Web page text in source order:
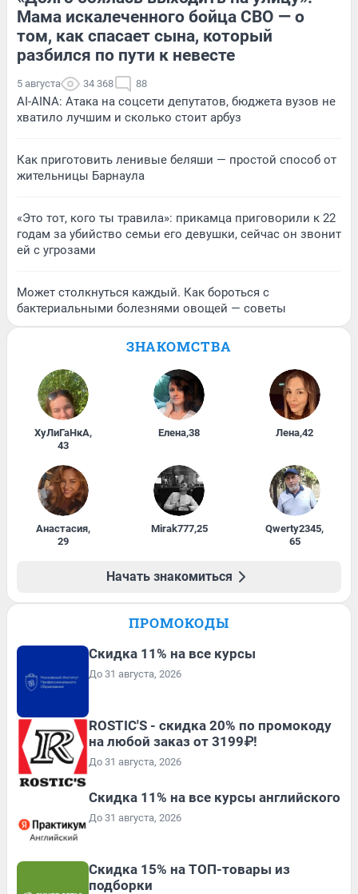
Мама искалеченного бойца СВО — о
том, как спасает сына, который
разбился по пути к невесте
5 августа 34 368 88
AI-AINA: Атака на соцсети депутатов, бюджета вузов не
хватило лучшим и сколько стоит арбуз
Как приготовить ленивые беляши — простой способ от
жительницы Барнаула
«Это тот, кого ты травила»: прикамца приговорили к 22
годам за убийство семьи его девушки, сейчас он звонит
ей с угрозами
Может столкнуться каждый. Как бороться с
бактериальными болезнями овощей — советы
ЗНАКОМСТВА
ХуЛиГаНкА,
43
Елена,38 Лена,42
Анастасия,
29
Mirak777,25 Qwerty2345,
65
Начать знакомиться
ПРОМОКОДЫ
Скидка 11% на все курсы
До 31 августа, 2026
ROSTIC'S - скидка 20% по промокоду
на любой заказ от 3199₽!
До 31 августа, 2026
Скидка 11% на все курсы английского
До 31 августа, 2026
Скидка 15% на ТОП-товары из
подборки